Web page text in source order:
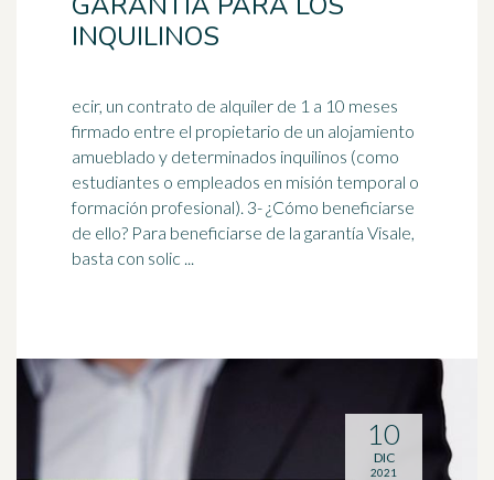
INQUILINOS
ecir, un contrato de alquiler de 1 a 10 meses
firmado entre el propietario de un alojamiento
amueblado y determinados inquilinos (como
estudiantes o empleados en misión temporal o
formación profesional). 3- ¿Cómo beneficiarse
de ello? Para beneficiarse de la garantía Visale,
basta con solic ...
10
DIC
2021